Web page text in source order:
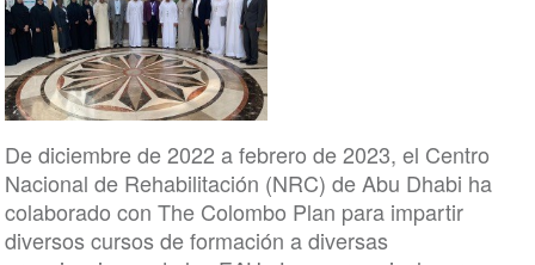
De diciembre de 2022 a febrero de 2023, el Centro
Nacional de Rehabilitación (NRC) de Abu Dhabi ha
colaborado con The Colombo Plan para impartir
diversos cursos de formación a diversas